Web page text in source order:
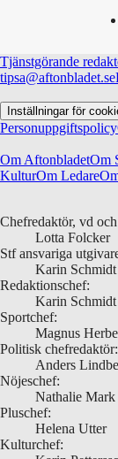
Tjänstgörande
tipsa@aftonbladet.se
Inställningar för
Personuppgiftspolicy
Om AftonbladetOm
KulturOm Ledare
Chefredaktör, vd
Lotta Folcker
Stf ansvariga
Karin Schmidt
Redaktionschef:
Karin Schmidt
Sportchef:
Magnus
Politisk chefredaktör:
Anders
Nöjeschef:
Nathalie Mark
Pluschef:
Helena Utter
Kulturchef: